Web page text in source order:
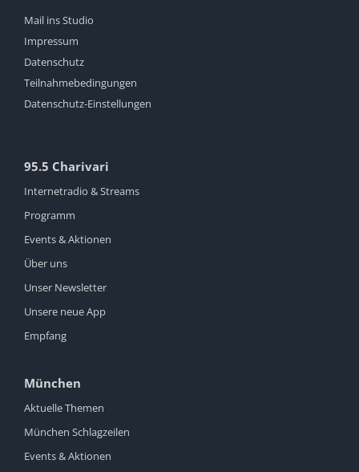
Mail ins Studio
Impressum
Datenschutz
Teilnahmebedingungen
Datenschutz-Einstellungen
95.5 Charivari
Internetradio & Streams
Programm
Events & Aktionen
Über uns
Unser Newsletter
Unsere neue App
Empfang
München
Aktuelle Themen
München Schlagzeilen
Events & Aktionen